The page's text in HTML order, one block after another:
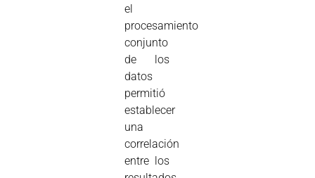
el
procesamiento
conjunto
de los
datos
permitió
establecer
una
correlación
entre los